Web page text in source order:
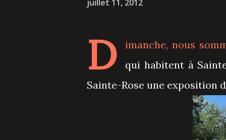
juillet 11, 2012
D
imanche, nous
qui habitent à
Sainte-Rose une exposition